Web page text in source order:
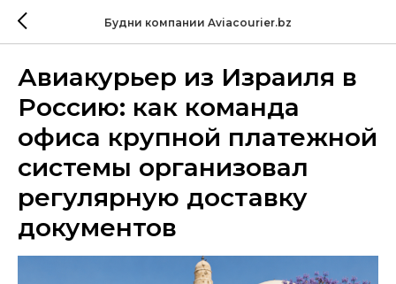
Будни компании Aviacourier.bz
Авиакурьер из Израиля в
Россию: как команда
офиса крупной платежной
системы организовал
регулярную доставку
документов